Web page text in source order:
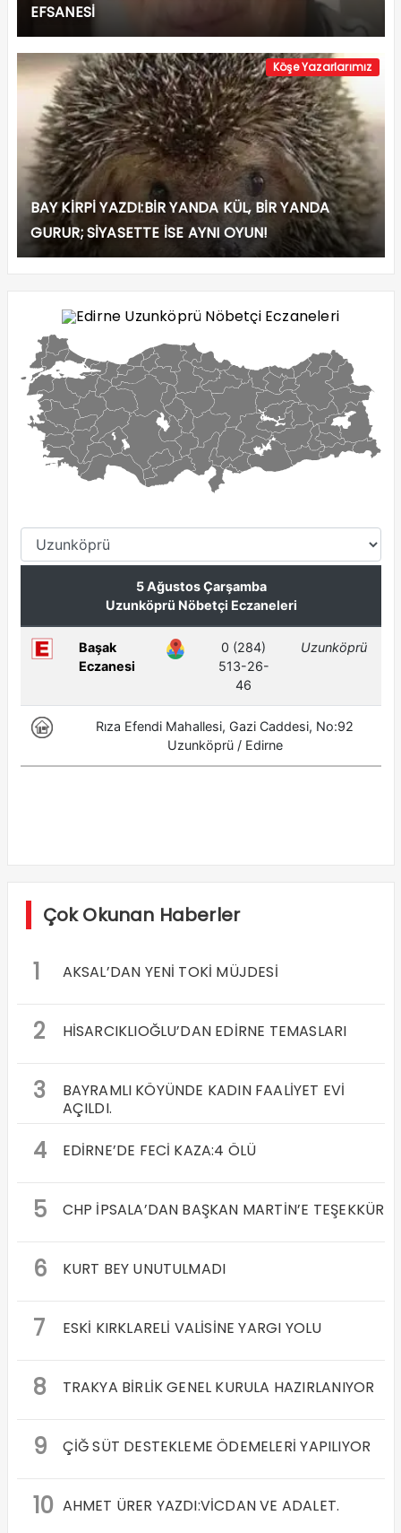
EFSANESİ
Köşe Yazarlarımız
BAY KİRPİ YAZDI:BİR YANDA KÜL, BİR YANDA
GURUR; SİYASETTE İSE AYNI OYUN!
Çok Okunan Haberler
1 AKSAL’DAN YENİ TOKİ MÜJDESİ
2 HİSARCIKLIOĞLU’DAN EDİRNE TEMASLARI
3
BAYRAMLI KÖYÜNDE KADIN FAALİYET EVİ
AÇILDI.
4 EDİRNE’DE FECİ KAZA:4 ÖLÜ
5 CHP İPSALA’DAN BAŞKAN MARTİN’E TEŞEKKÜR
6 KURT BEY UNUTULMADI
7 ESKİ KIRKLARELİ VALİSİNE YARGI YOLU
8 TRAKYA BİRLİK GENEL KURULA HAZIRLANIYOR
9 ÇİĞ SÜT DESTEKLEME ÖDEMELERİ YAPILIYOR
10 AHMET ÜRER YAZDI:VİCDAN VE ADALET.